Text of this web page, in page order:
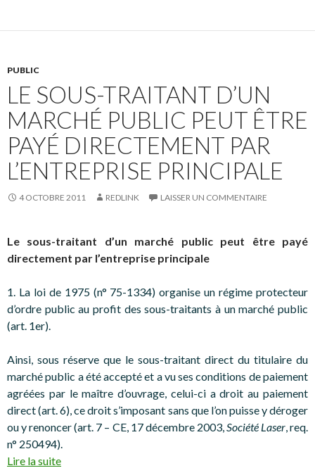
PUBLIC
LE SOUS-TRAITANT D’UN
MARCHÉ PUBLIC PEUT ÊTRE
PAYÉ DIRECTEMENT PAR
L’ENTREPRISE PRINCIPALE
4 OCTOBRE 2011 REDLINK LAISSER UN COMMENTAIRE
Le sous-traitant d’un marché public peut être payé
directement par l’entreprise principale
1. La loi de 1975 (n° 75-1334) organise un régime protecteur
d’ordre public au profit des sous-traitants à un marché public
(art. 1er).
Ainsi, sous réserve que le sous-traitant direct du titulaire du
marché public a été accepté et a vu ses conditions de paiement
agréées par le maître d’ouvrage, celui-ci a droit au paiement
direct (art. 6), ce droit s’imposant sans que l’on puisse y déroger
ou y renoncer (art. 7 – CE, 17 décembre 2003,Société Laser, req.
n° 250494).
Lire la suite